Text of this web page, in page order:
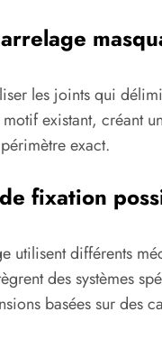
les joints qui
existant, créant
exact.
fixation
utilisent différents
des systèmes
basées sur des